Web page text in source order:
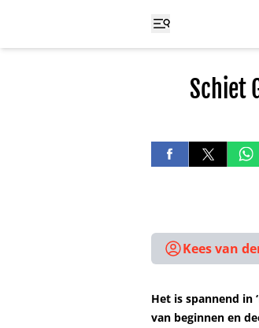
Schiet
Kees van
Het is spannend in
van beginnen en